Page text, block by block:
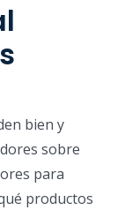
bien y
sobre
para
productos